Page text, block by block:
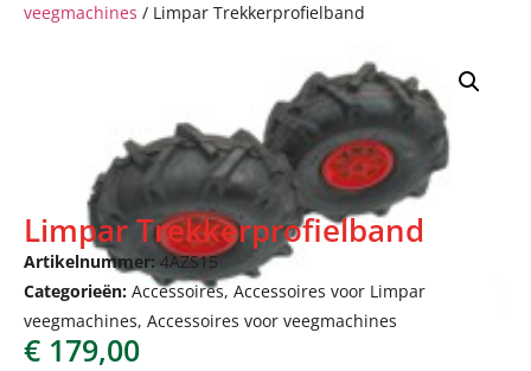
veegmachines / Limpar Trekkerprofielband
Limpar Trekkerprofielband
Artikelnummer: 4AZS15
Categorieën: Accessoires, Accessoires voor Limpar
veegmachines, Accessoires voor veegmachines
€ 179,00